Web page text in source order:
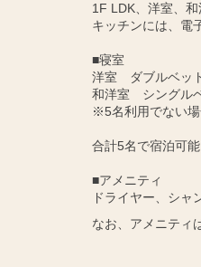
1F LDK、洋室、
キッチンには、電
■寝室
洋室 ダブルベッ
和洋室 シングル
※5名利用でない場
合計5名で宿泊可能
■アメニティ
ドライヤー、シャ
なお、アメニティ